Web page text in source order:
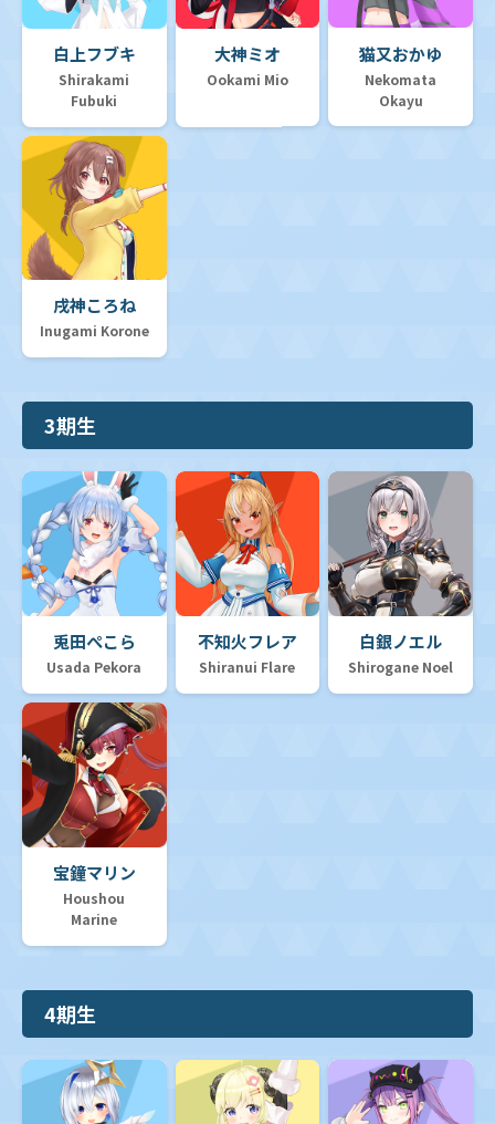
白上フブキ
Shirakami
Fubuki
大神ミオ
Ookami Mio
猫又おかゆ
Nekomata
Okayu
戌神ころね
Inugami Korone
3期生
兎田ぺこら
Usada Pekora
不知火フレア
Shiranui Flare
白銀ノエル
Shirogane Noel
宝鐘マリン
Houshou
Marine
4期生